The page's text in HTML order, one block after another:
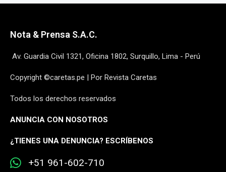
Nota & Prensa S.A.C.
Av. Guardia Civil 1321, Oficina 1802, Surquillo, Lima - Perú
Copyright ©caretas.pe | Por Revista Caretas
Todos los derechos reservados
ANUNCIA CON NOSOTROS
¿TIENES UNA DENUNCIA? ESCRÍBENOS
+51 961-602-710